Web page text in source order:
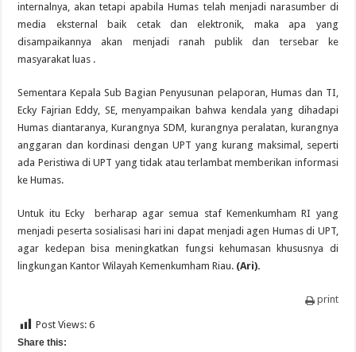
internalnya, akan tetapi apabila Humas telah menjadi narasumber di
media eksternal baik cetak dan elektronik, maka apa yang
disampaikannya akan menjadi ranah publik dan tersebar ke
masyarakat luas .
Sementara Kepala Sub Bagian Penyusunan pelaporan, Humas dan TI,
Ecky Fajrian Eddy, SE, menyampaikan bahwa kendala yang dihadapi
Humas diantaranya, Kurangnya SDM, kurangnya peralatan, kurangnya
anggaran dan kordinasi dengan UPT yang kurang maksimal, seperti
ada Peristiwa di UPT yang tidak atau terlambat memberikan informasi
ke Humas.
Untuk itu Ecky berharap agar semua staf Kemenkumham RI yang
menjadi peserta sosialisasi hari ini dapat menjadi agen Humas di UPT,
agar kedepan bisa meningkatkan fungsi kehumasan khususnya di
lingkungan Kantor Wilayah Kemenkumham Riau. (Ari).
print
Post Views: 6
Share this: